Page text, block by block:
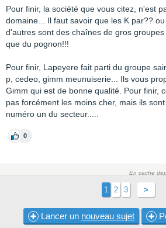
Pour finir, la société que vous citez, n'est
domaine... Il faut savoir que les K par??
d'autres sont des chaînes de gros
que du pognon!!!
Pour finir, Lapeyere fait parti du groupe
p, cedeo, gimm meunuiserie... Ils vous
Gimm qui est de bonne qualité. Pour finir,
pas forcément les moins cher, mais ils
numéro un du secteur.....
0
En cache
1 2 3 >
Lancer un nouveau sujet